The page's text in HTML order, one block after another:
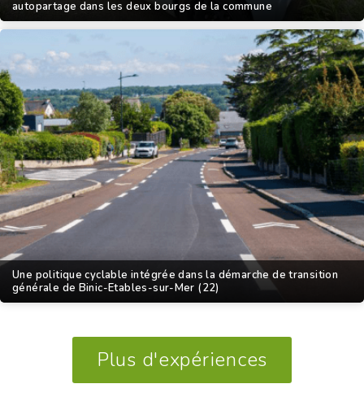
autopartage dans les deux bourgs de la commune
Une politique cyclable intégrée dans la démarche de transition
générale de Binic-Etables-sur-Mer (22)
Plus d'expériences